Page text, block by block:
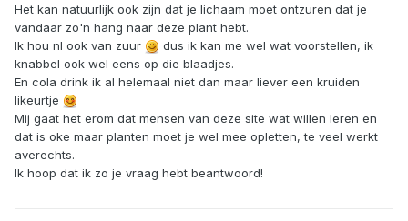
Het kan natuurlijk ook zijn dat je lichaam moet ontzuren dat je
vandaar zo'n hang naar deze plant hebt.
Ik hou nl ook van zuur
dus ik kan me wel wat voorstellen, ik
knabbel ook wel eens op die blaadjes.
En cola drink ik al helemaal niet dan maar liever een kruiden
likeurtje
Mij gaat het erom dat mensen van deze site wat willen leren en
dat is oke maar planten moet je wel mee opletten, te veel werkt
averechts.
Ik hoop dat ik zo je vraag hebt beantwoord!